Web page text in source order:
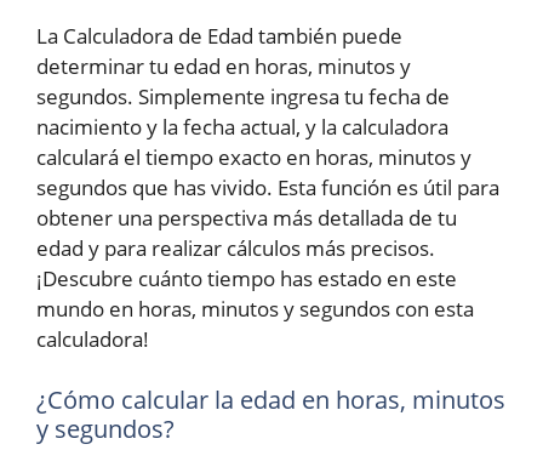
La Calculadora de Edad también puede
determinar tu edad en horas, minutos y
segundos. Simplemente ingresa tu fecha de
nacimiento y la fecha actual, y la calculadora
calculará el tiempo exacto en horas, minutos y
segundos que has vivido. Esta función es útil para
obtener una perspectiva más detallada de tu
edad y para realizar cálculos más precisos.
¡Descubre cuánto tiempo has estado en este
mundo en horas, minutos y segundos con esta
calculadora!
¿Cómo calcular la edad en horas, minutos
y segundos?